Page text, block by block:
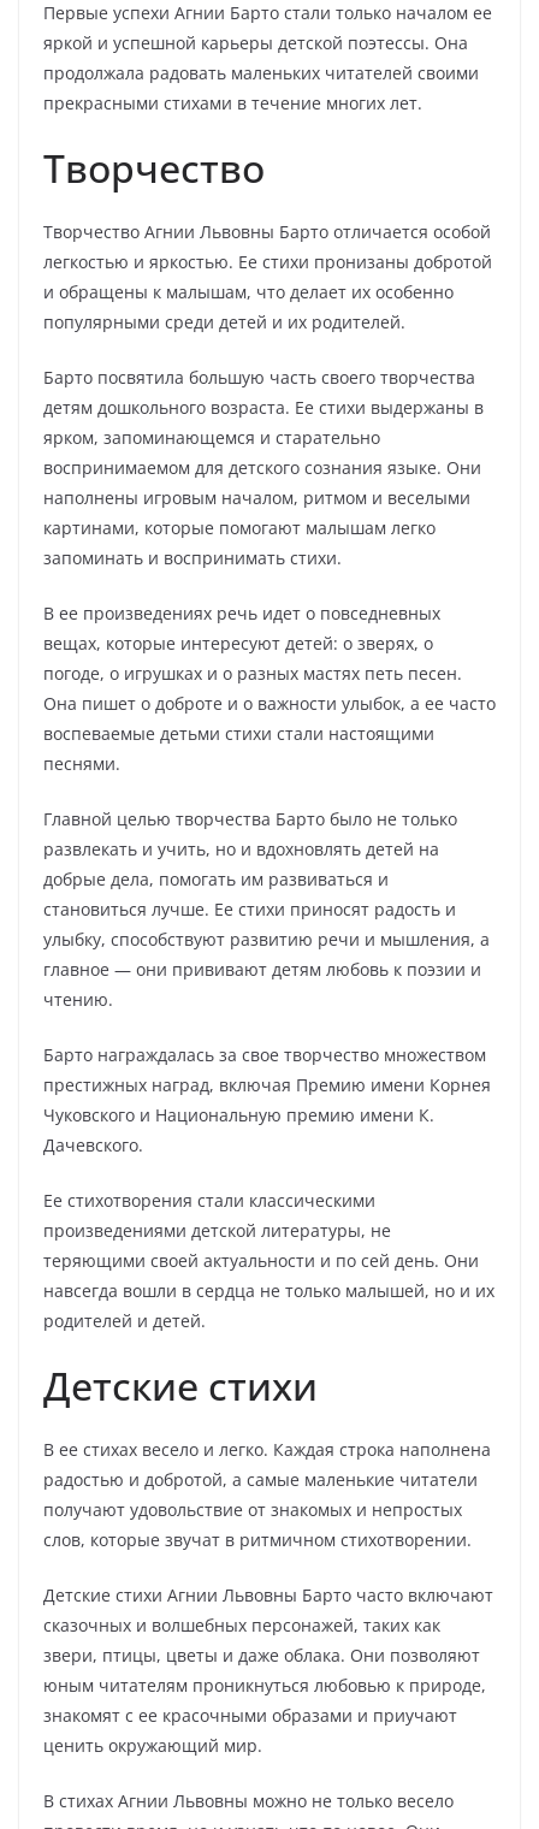
Первые успехи Агнии Барто стали только началом ее
яркой и успешной карьеры детской поэтессы. Она
продолжала радовать маленьких читателей своими
прекрасными стихами в течение многих лет.
Творчество
Творчество Агнии Львовны Барто отличается особой
легкостью и яркостью. Ее стихи пронизаны добротой
и обращены к малышам, что делает их особенно
популярными среди детей и их родителей.
Барто посвятила большую часть своего творчества
детям дошкольного возраста. Ее стихи выдержаны в
ярком, запоминающемся и старательно
воспринимаемом для детского сознания языке. Они
наполнены игровым началом, ритмом и веселыми
картинами, которые помогают малышам легко
запоминать и воспринимать стихи.
В ее произведениях речь идет о повседневных
вещах, которые интересуют детей: о зверях, о
погоде, о игрушках и о разных мастях петь песен.
Она пишет о доброте и о важности улыбок, а ее часто
воспеваемые детьми стихи стали настоящими
песнями.
Главной целью творчества Барто было не только
развлекать и учить, но и вдохновлять детей на
добрые дела, помогать им развиваться и
становиться лучше. Ее стихи приносят радость и
улыбку, способствуют развитию речи и мышления, а
главное — они прививают детям любовь к поэзии и
чтению.
Барто награждалась за свое творчество множеством
престижных наград, включая Премию имени Корнея
Чуковского и Национальную премию имени К.
Дачевского.
Ее стихотворения стали классическими
произведениями детской литературы, не
теряющими своей актуальности и по сей день. Они
навсегда вошли в сердца не только малышей, но и их
родителей и детей.
Детские стихи
В ее стихах весело и легко. Каждая строка наполнена
радостью и добротой, а самые маленькие читатели
получают удовольствие от знакомых и непростых
слов, которые звучат в ритмичном стихотворении.
Детские стихи Агнии Львовны Барто часто включают
сказочных и волшебных персонажей, таких как
звери, птицы, цветы и даже облака. Они позволяют
юным читателям проникнуться любовью к природе,
знакомят с ее красочными образами и приучают
ценить окружающий мир.
В стихах Агнии Львовны можно не только весело